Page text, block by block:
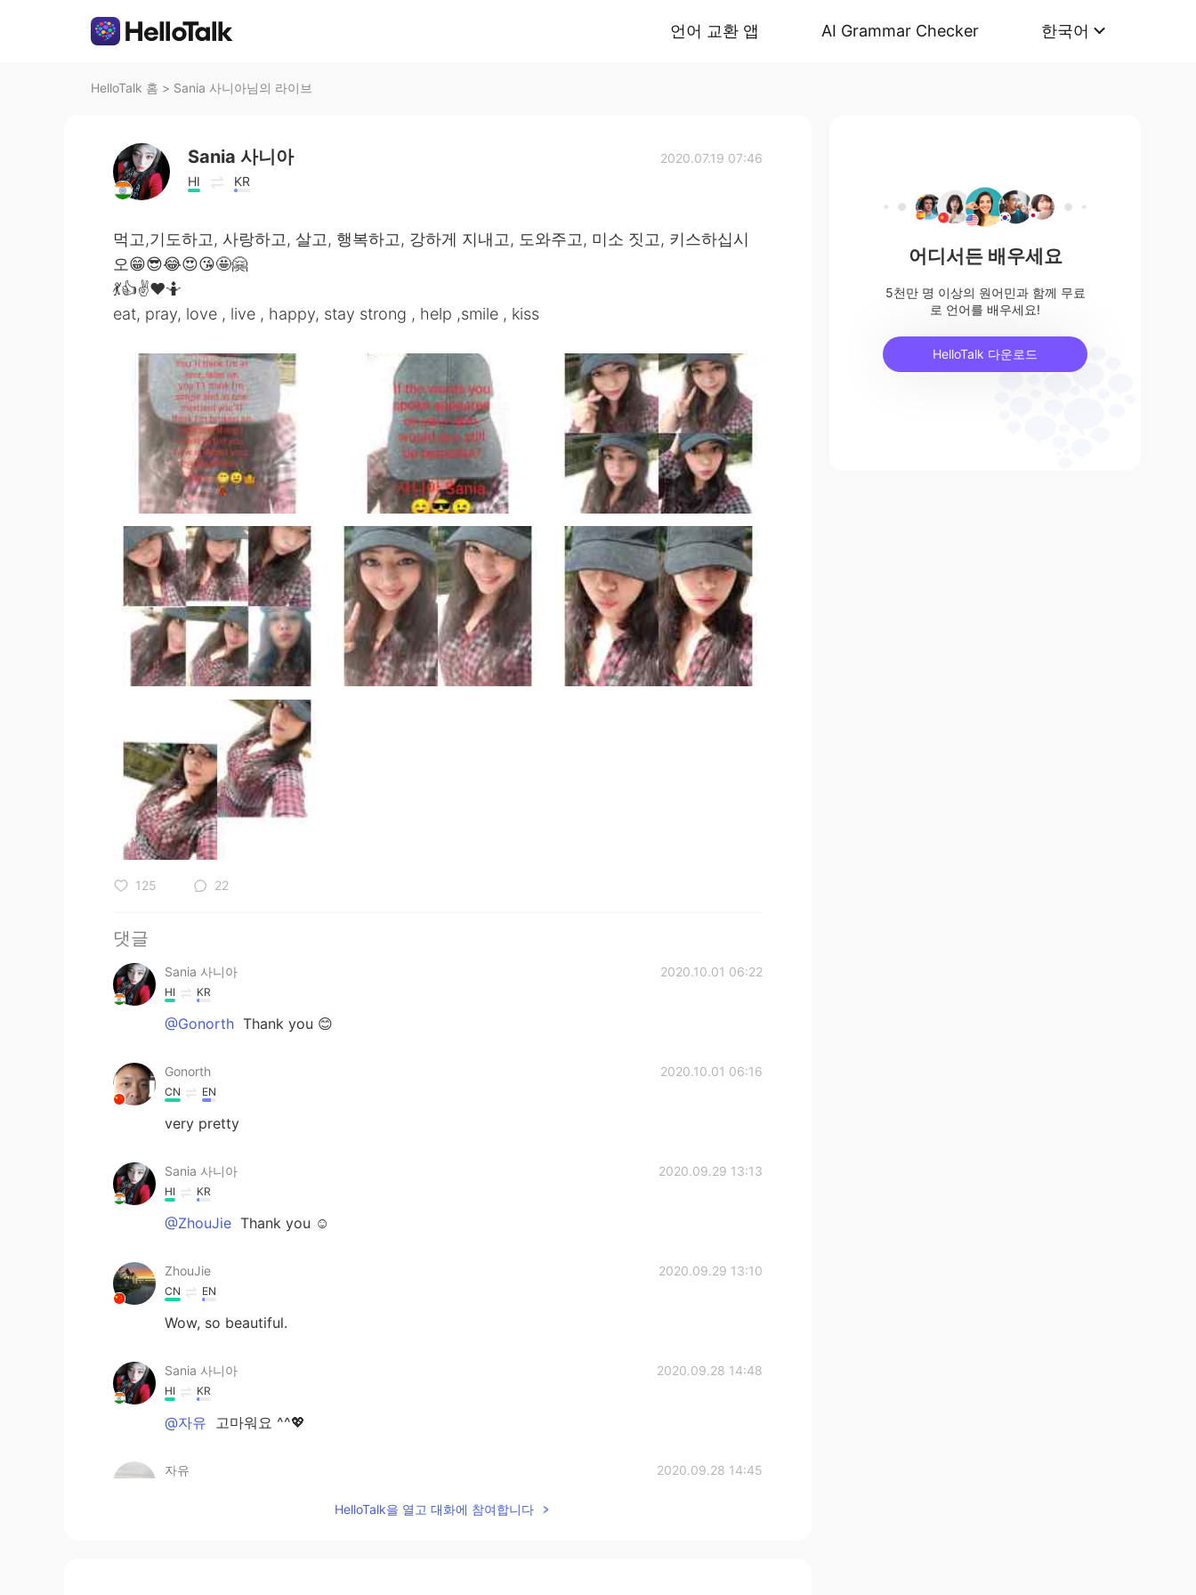
언어 교환 앱 AI Grammar Checker 한국어
HelloTalk 홈 > Sania 사니아님의 라이브
Sania 사니아
HI KR
2020.07.19 07:46
먹고,기도하고, 사랑하고, 살고, 행복하고, 강하게 지내고, 도와주고, 미소 짓고, 키스하십시
오😁😎😂😍😘🤩🤗
💃👍✌️❤️🤷
eat, pray, love , live , happy, stay strong , help ,smile , kiss
125 22
댓글
Sania 사니아 2020.10.01 06:22
HI KR
@Gonorth Thank you 😊
Gonorth 2020.10.01 06:16
CN EN
very pretty
Sania 사니아 2020.09.29 13:13
HI KR
@ZhouJie Thank you ☺️
ZhouJie 2020.09.29 13:10
CN EN
Wow, so beautiful.
Sania 사니아 2020.09.28 14:48
HI KR
@자유 고마워요 ^^💖
자유 2020.09.28 14:45
HelloTalk을 열고 대화에 참여합니다
어디서든 배우세요
5천만 명 이상의 원어민과 함께 무료
로 언어를 배우세요!
HelloTalk 다운로드